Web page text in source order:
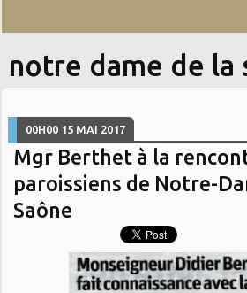
notre dame de la
00H00 15 MAI 2017
Mgr Berthet à la
paroissiens de Notre-
Saône